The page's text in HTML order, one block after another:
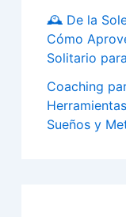
🕰️ De la
Cómo
Solitario
Coaching
Sueños y